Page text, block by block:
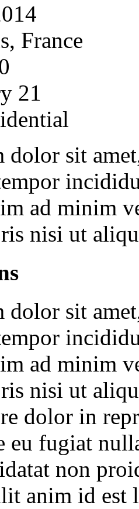
France
21
dolor sit
ad minim
nisi ut
dolor sit
ad minim
nisi ut
dolor in
eu fugiat
non
anim id est